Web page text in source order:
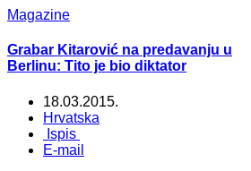
Magazine
Grabar Kitarović na predavanju u
Berlinu: Tito je bio diktator
18.03.2015.
Hrvatska
Ispis
E-mail